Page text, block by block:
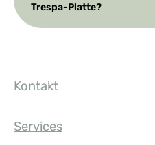
Trespa-Platte?
Kontakt
Services